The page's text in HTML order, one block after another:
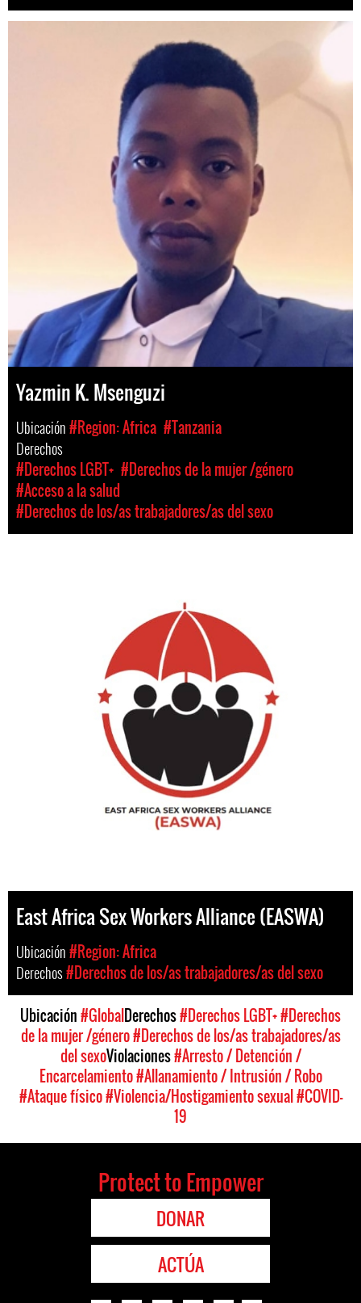
Yazmin K. Msenguzi
Ubicación#Region: Africa #Tanzania
Derechos
#Derechos LGBT+ #Derechos de la mujer /género
#Acceso a la salud
#Derechos de los/as trabajadores/as del sexo
East Africa Sex Workers Alliance (EASWA)
Ubicación#Region: Africa
Derechos#Derechos de los/as trabajadores/as del sexo
Ubicación#Global Derechos#Derechos LGBT+#Derechos
de la mujer /género#Derechos de los/as trabajadores/as
del sexoViolaciones#Arresto / Detención /
Encarcelamiento#Allanamiento / Intrusión / Robo
#Ataque físico#Violencia/Hostigamiento sexual #COVID-
19
Protect to Empower
DONAR
ACTÚA